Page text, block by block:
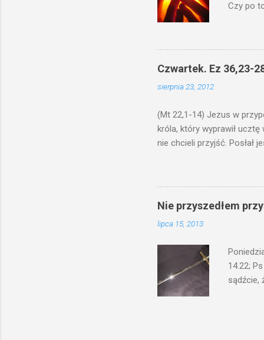
Czy po
niechaj
ma. W
by je
Czwartek. Ez 36,23-
sierpnia 23, 2012
(Mt 22,1-14) Jezus w
króla, który wyprawił ucztę
nie chcieli przyjść. Posłał
swoje pole, drugi do
gniewem. Posłał swe
wprawdzie jest gotowa,
których spotkacie. Słudzy
biesiadnikami. Wszedł król,
Nie przyszedłem
lipca 15, 2013
14.22;
sądźcie,